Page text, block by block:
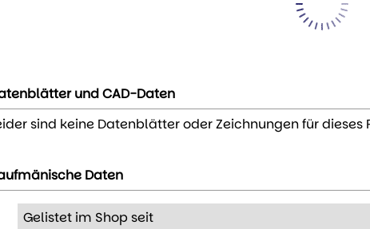
und CAD-Daten
sind keine Datenblätter oder Zeichnungen für dieses
Daten
Gelistet im Shop seit